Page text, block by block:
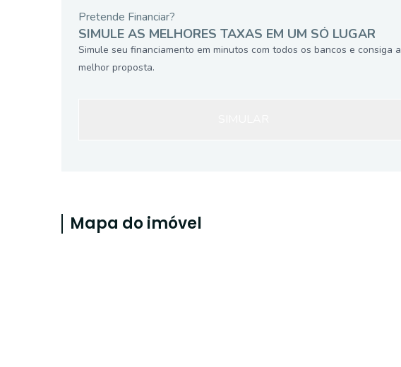
Pretende Financiar?
SIMULE AS MELHORES TAXAS EM UM SÓ LUGAR
Simule seu financiamento em minutos com todos os bancos e consiga a
melhor proposta.
Mapa do imóvel